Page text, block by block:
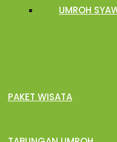
UMROH
PAKET WISATA